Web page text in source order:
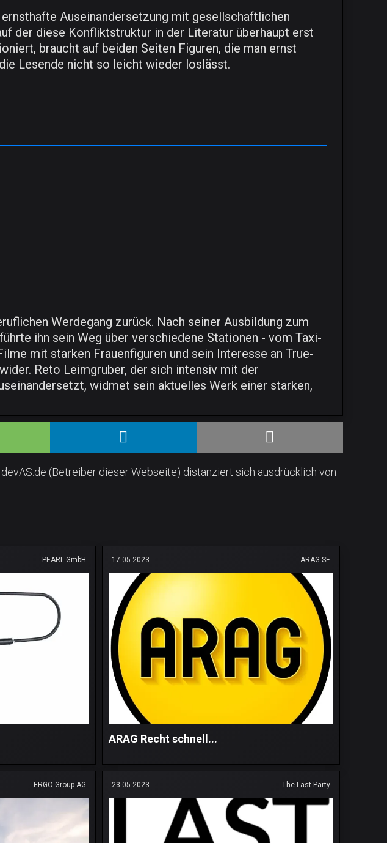
Auseinandersetzung mit gesellschaftlichen
der diese Konfliktstruktur in der Literatur überhaupt erst
braucht auf beiden Seiten Figuren, die man ernst
Lesende nicht so leicht wieder loslässt.
Werdegang zurück. Nach seiner Ausbildung zum
ihn sein Weg über verschiedene Stationen - vom Taxi-
mit starken Frauenfiguren und sein Interesse an True-
Reto Leimgruber, der sich intensiv mit der
widmet sein aktuelles Werk einer starken,
(Betreiber dieser Webseite) distanziert sich ausdrücklich von
PEARL GmbH 17.05.2023 ARAG SE
ARAG Recht schnell...
ERGO Group AG 23.05.2023 The-Last-Party